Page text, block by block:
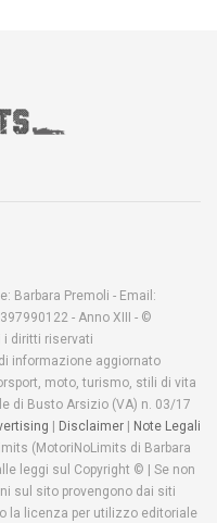
Barbara Premoli - Email:
- Anno XIII - ©
i diritti riservati
informazione aggiornato
moto, turismo, stili di vita
di Busto Arsizio (VA) n. 03/17
| Disclaimer | Note Legali
(MotoriNoLimits di Barbara
leggi sul Copyright © | Se non
sul sito provengono dai siti
la licenza per utilizzo editoriale